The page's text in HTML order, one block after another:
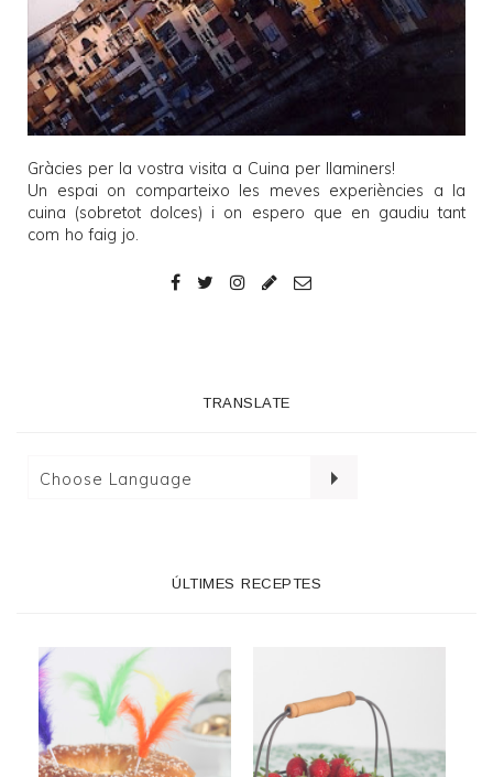
Gràcies per la vostra visita a Cuina per llaminers!
Un espai on comparteixo les meves experiències a la
cuina (sobretot dolces) i on espero que en gaudiu tant
com ho faig jo.
TRANSLATE
ÚLTIMES RECEPTES